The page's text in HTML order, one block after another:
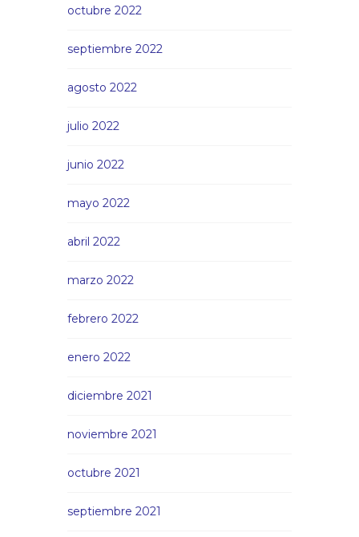
octubre 2022
septiembre 2022
agosto 2022
julio 2022
junio 2022
mayo 2022
abril 2022
marzo 2022
febrero 2022
enero 2022
diciembre 2021
noviembre 2021
octubre 2021
septiembre 2021